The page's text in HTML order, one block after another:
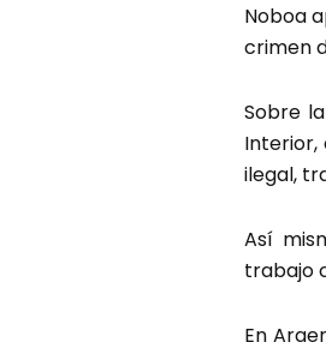
Noboa
crimen
Sobre
Interior,
ilegal,
Así
trabajo
En